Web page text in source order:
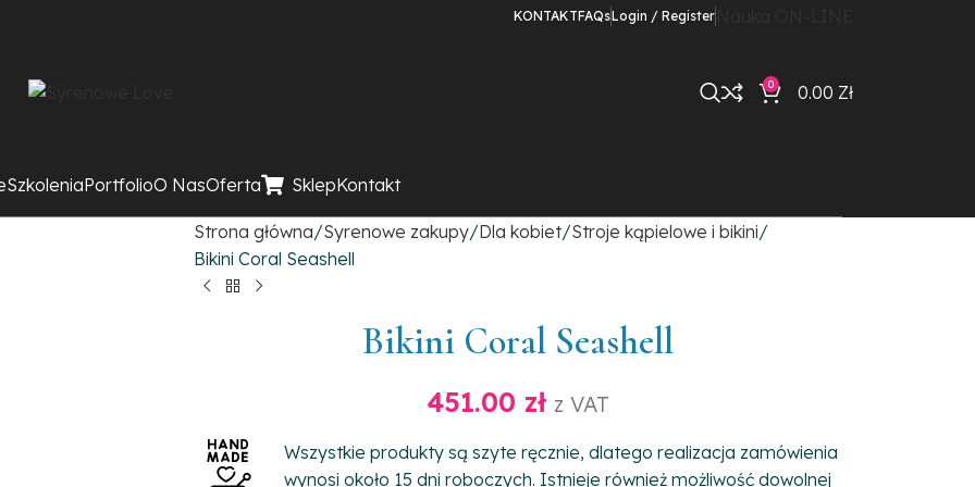
KONTAKTFAQsLogin / Register
0 0.00 Zł
SzkoleniaPortfolioO NasOferta SklepKontakt
Strona główna Syrenowe zakupy Dla kobiet Stroje kąpielowe i bikini
Bikini Coral Seashell
Bikini Coral Seashell
451.00 zł z VAT
Wszystkie produkty są szyte ręcznie, dlatego realizacja zamówienia
wynosi około 15 dni roboczych. Istnieje również możliwość dowolnej